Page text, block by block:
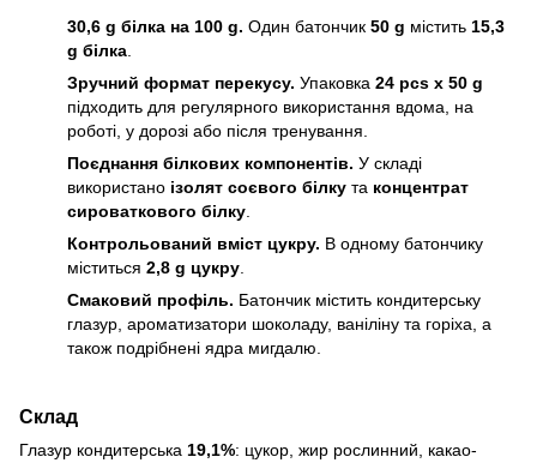
30,6 g білка на 100 g. Один батончик 50 g містить 15,3
g білка
Зручний формат перекусу. Упаковка 24 pcs x 50 g
підходить для регулярного використання вдома, на
роботі, у дорозі або після тренування.
Поєднання білкових компонентів. У складі
використано ізолят соєвого білку та концентрат
сироваткового білку
Контрольований вміст цукру. В одному батончику
міститься 2,8 g цукру
Смаковий профіль. Батончик містить кондитерську
глазур, ароматизатори шоколаду, ваніліну та горіха, а
також подрібнені ядра мигдалю.
Склад
Глазур кондитерська 19,1%: цукор, жир рослинний, какао-